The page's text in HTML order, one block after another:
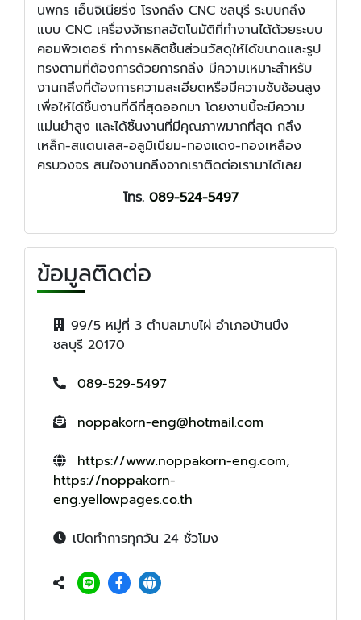
นพกร เอ็นจิเนียริ่ง โรงกลึง CNC ชลบุรี ระบบกลึง
แบบ CNC เครื่องจักรกลอัตโนมัติที่ทำงานได้ด้วยระบบ
คอมพิวเตอร์ ทำการผลิตชิ้นส่วนวัสดุให้ได้ขนาดและรูป
ทรงตามที่ต้องการด้วยการกลึง มีความเหมาะสำหรับ
งานกลึงที่ต้องการความละเอียดหรือมีความซับซ้อนสูง
เพื่อให้ได้ชิ้นงานที่ดีที่สุดออกมา โดยงานนี้จะมีความ
แม่นยำสูง และได้ชิ้นงานที่มีคุณภาพมากที่สุด กลึง
เหล็ก-สแตนเลส-อลูมิเนียม-ทองแดง-ทองเหลือง
ครบวงจร สนใจงานกลึงจากเราติดต่อเรามาได้เลย
โทร. 089-524-5497
ข้อมูลติดต่อ
99/5 หมู่ที่ 3 ตำบลมาบไผ่ อำเภอบ้านบึง
ชลบุรี 20170
089-529-5497
noppakorn-eng@hotmail.com
https://www.noppakorn-eng.com,
https://noppakorn-
eng.yellowpages.co.th
เปิดทำการทุกวัน 24 ชั่วโมง